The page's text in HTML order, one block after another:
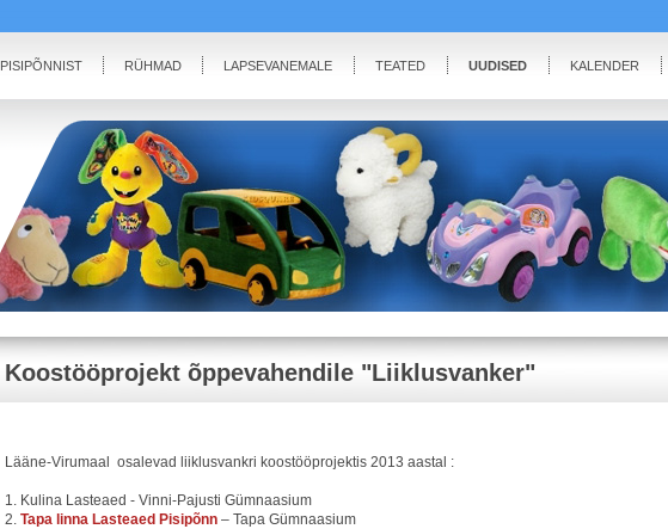
PISIPÕNNIST RÜHMAD LAPSEVANEMALE TEATED UUDISED KALENDER
Koostööprojekt õppevahendile "Liiklusvanker"
Lääne-Virumaal osalevad liiklusvankri koostööprojektis 2013 aastal :
1. Kulina Lasteaed - Vinni-Pajusti Gümnaasium
2. Tapa linna Lasteaed Pisipõnn– Tapa Gümnaasium